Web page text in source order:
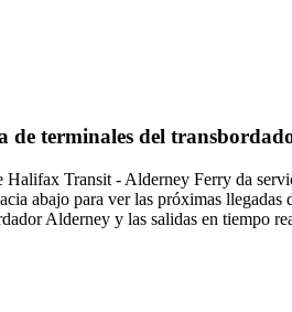
de terminales del
Transit - Alderney Ferry da
abajo para ver las próximas
Alderney y las salidas en tiempo